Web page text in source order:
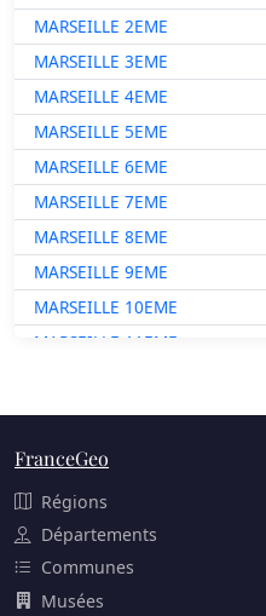
MARSEILLE 2EME
MARSEILLE 3EME
MARSEILLE 4EME
MARSEILLE 5EME
MARSEILLE 6EME
MARSEILLE 7EME
MARSEILLE 8EME
MARSEILLE 9EME
MARSEILLE 10EME
MARSEILLE 11EME
MARSEILLE 13EME
MARSEILLE 14EME
MARSEILLE 16EME
FranceGeo
Régions
Départements
Communes
Musées